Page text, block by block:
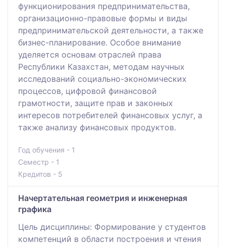
функционирования предпринимательства,
организационно-правовые формы и виды
предпринимательской деятельности, а также
бизнес-планирование. Особое внимание
уделяется основам отраслей права
Республики Казахстан, методам научных
исследований социально-экономических
процессов, цифровой финансовой
грамотности, защите прав и законных
интересов потребителей финансовых услуг, а
также анализу финансовых продуктов.
Год обучения - 1
Семестр - 1
Кредитов - 5
Начертательная геометрия и инженерная
графика
Цель дисциплины: Формирование у студентов
компетенций в области построения и чтения